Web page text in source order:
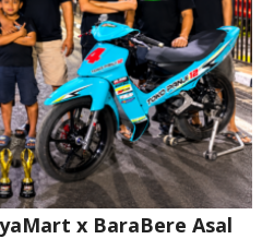
x BaraBere Asal